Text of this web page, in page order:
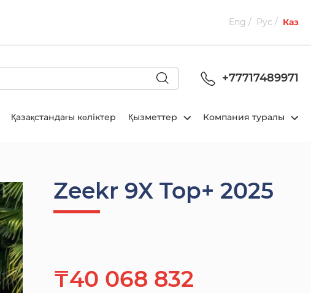
Eng Рус Каз
+77717489971
Қазақстандағы көліктер Қызметтер Компания туралы
Zeekr 9X Top+ 2025
₸40 068 832